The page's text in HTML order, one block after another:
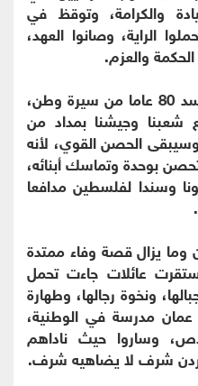
والكرامة، وتوقظ في
الراية، وصانوا العهد،
والعزم.
وأكد أن مسيرة الاستقلال تجسد 80 عاما من سيرة وطن،
وجيشنا بمداد من
وسيبقى الحصن القوي، لأنه
بوحدة وتماسك أبنائه،
وسندا لفلسطين مدافعا
وما يزال قصة وفاء ممتدة
عائلات جاءت تحمل
ونخوة رجالها، وطهارة
عمان مدرسة في الوطنية،
وساروا حيث ناداهم
شرف لا يضاهيه شرف.